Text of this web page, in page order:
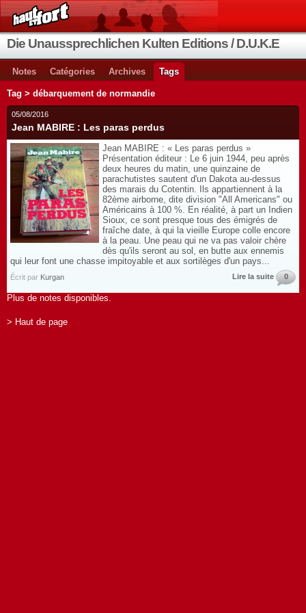
Die Unaussprechlichen Kulten Editions / D.U.K.E
Notes Catégories Archives Tags
Tag > débarquement de normandie
05/08/2016
Jean MABIRE : Les paras perdus
Jean MABIRE : « Les paras perdus »
Présentation éditeur : Le 6 juin 1944, peu après
deux heures du matin, une quinzaine de
parachutistes sautent d'un Dakota au-dessus
des marais du Cotentin. Ils appartiennent à la
82ème airborne, dite division "All Americans" ou
Américains à 100 %. En réalité, à part un Indien
Sioux, ce sont presque tous des émigrés de
fraîche date, à qui la vieille Europe colle encore
à la peau. Une peau qui ne va pas valoir chère
dès qu'ils seront au sol, en butte aux ennemis
qui leur font une chasse impitoyable et aux sortilèges d'un pays...
Écrit par Kurgan Lire la suite 0
Plus de notes disponibles.
> Haut de page